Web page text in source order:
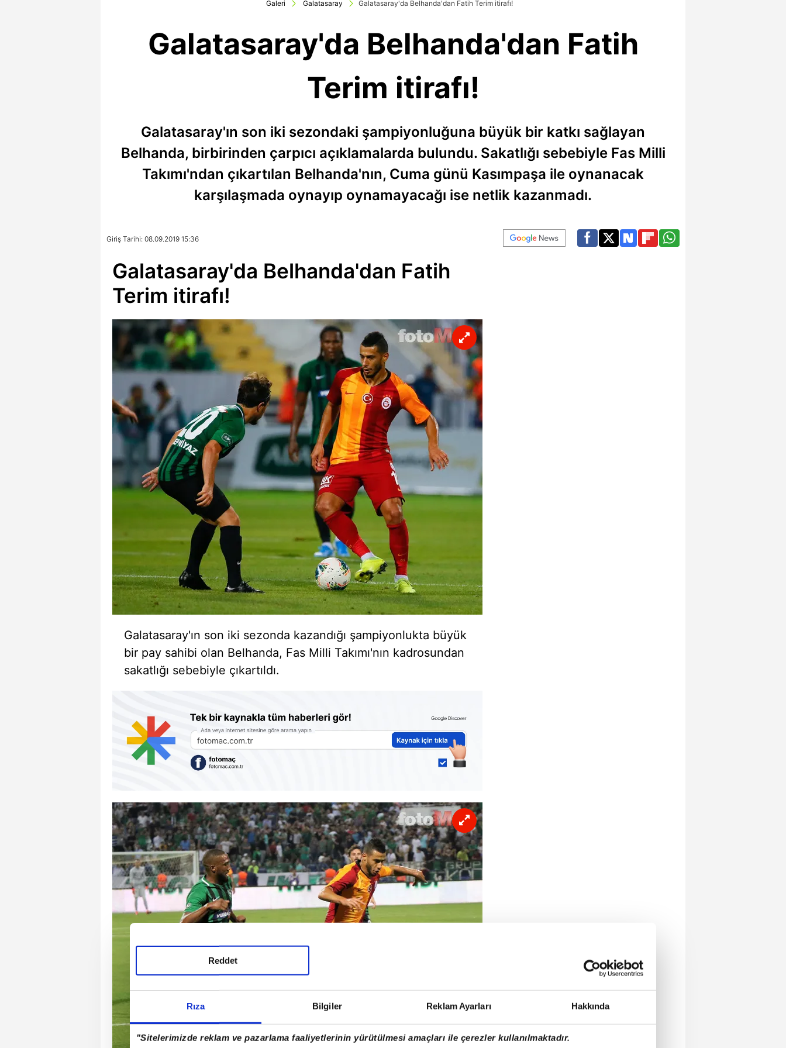
Rıza Bilgiler Reklam Ayarları Hakkında
"Sitelerimizde reklam ve pazarlama faaliyetlerinin yürütülmesi amaçları ile çerezler kullanılmaktadır.
Reddet
Galeri Galatasaray Galatasaray'da Belhanda'dan Fatih Terim itirafı!
Galatasaray'da Belhanda'dan Fatih
Terim itirafı!
Galatasaray'ın son iki sezondaki şampiyonluğuna büyük bir katkı sağlayan
Belhanda, birbirinden çarpıcı açıklamalarda bulundu. Sakatlığı sebebiyle Fas Milli
Takımı'ndan çıkartılan Belhanda'nın, Cuma günü Kasımpaşa ile oynanacak
karşılaşmada oynayıp oynamayacağı ise netlik kazanmadı.
Giriş Tarihi: 08.09.2019 15:36
Galatasaray'da Belhanda'dan Fatih
Terim itirafı!
Galatasaray'ın son iki sezonda kazandığı şampiyonlukta büyük
bir pay sahibi olan Belhanda, Fas Milli Takımı'nın kadrosundan
sakatlığı sebebiyle çıkartıldı.